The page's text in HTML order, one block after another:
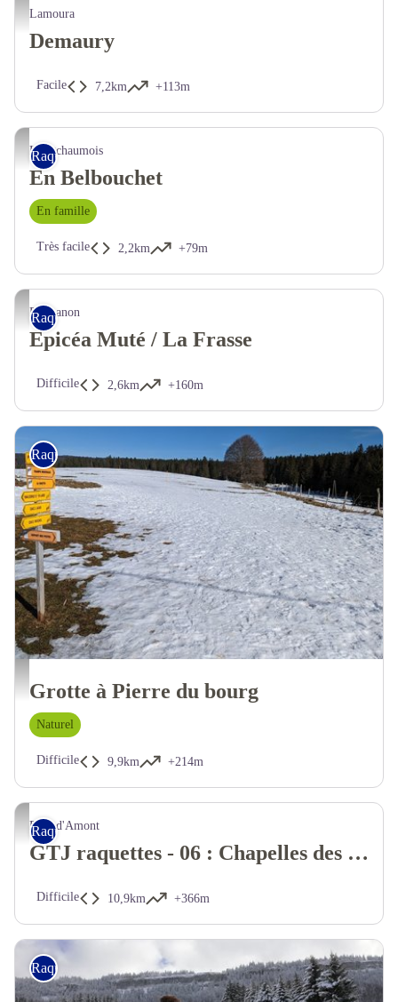
Lamoura
Demaury
Facile 7,2km +113m
Raquettes
Longchaumois
En Belbouchet
En famille
Très facile 2,2km +79m
Raquettes
Prémanon
Epicéa Muté / La Frasse
Difficile 2,6km +160m
Raquettes
Grotte à Pierre du bourg
Naturel
Difficile 9,9km +214m
Raquettes
Bois-d'Amont
GTJ raquettes - 06 : Chapelles des Bois - Bois d'Amont
Difficile 10,9km +366m
Raquettes